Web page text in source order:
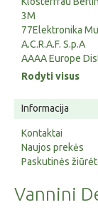
3M
77Elektronika
A.C.R.A.F. S.p.A
AAAA Europe
Rodyti visus
Informacija
Kontaktai
Naujos prekės
Paskutinės
Vannini